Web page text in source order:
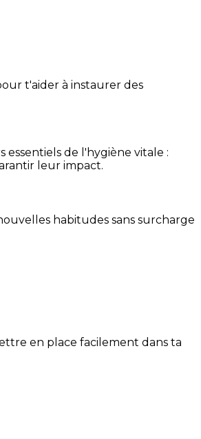
t'aider à instaurer des
de l'hygiène vitale :
leur impact.
habitudes sans surcharge
en place facilement dans ta